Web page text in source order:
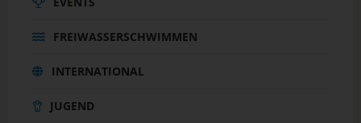
FREIWASSERSCHWIMMEN
INTERNATIONAL
JUGEND